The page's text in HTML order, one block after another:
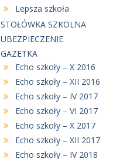
Lepsza szkoła
STOŁÓWKA SZKOLNA
UBEZPIECZENIE
GAZETKA
Echo szkoły – X 2016
Echo szkoły – XII 2016
Echo szkoły – IV 2017
Echo szkoły – VI 2017
Echo szkoły – X 2017
Echo szkoły – XII 2017
Echo szkoły – IV 2018